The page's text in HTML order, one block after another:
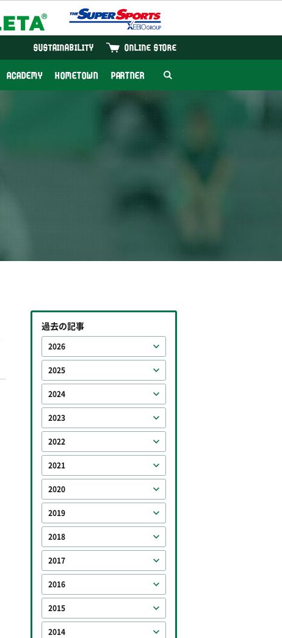
ONLINE STORE
SUSTAINABILITY
ACADEMY HOMETOWN PARTNER
過去の記事
2026
2025
2024
2023
2022
2021
2020
2019
2018
2017
2016
2015
2014